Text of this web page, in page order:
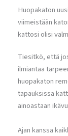
Huopakaton
viimeistään
kattosi olisi
Tiesitkö, että
ilmiantaa
huopakaton
tapauksissa
ainoastaan
Ajan kanssa